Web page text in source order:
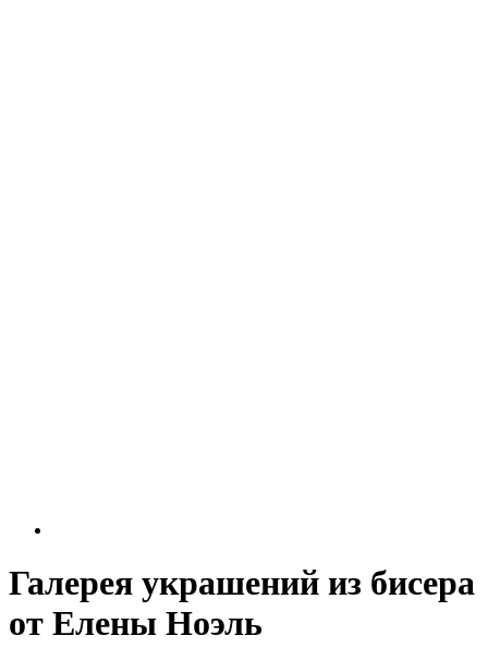
Галерея украшений из бисера
от Елены Ноэль